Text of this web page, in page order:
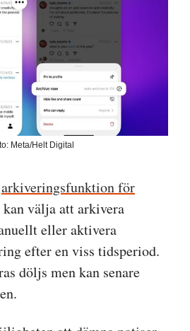
Meta/Helt Digital
arkiveringsfunktion för
kan välja att arkivera
eller aktivera
efter en viss tidsperiod.
döljs men kan senare